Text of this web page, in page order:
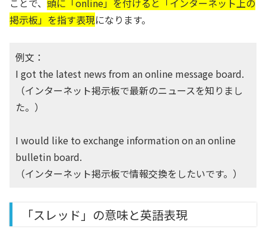
ことで、 頭に「online」を付けると「インターネット上の
掲示板」を指す表現になります。
例文：
I got the latest news from an online message board.
（インターネット掲示板で最新のニュースを知りまし
た。）
I would like to exchange information on an online
bulletin board.
（インターネット掲示板で情報交換をしたいです。）
「スレッド」の意味と英語表現